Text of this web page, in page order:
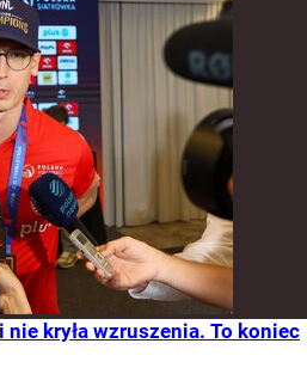
nie kryła wzruszenia. To koniec